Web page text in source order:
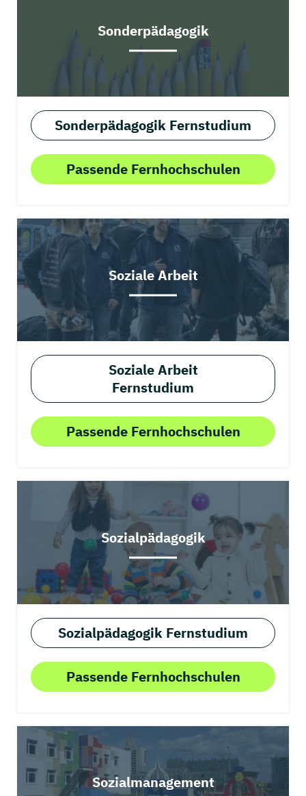
Sonderpädagogik
Sonderpädagogik Fernstudium
Passende Fernhochschulen
Soziale Arbeit
Soziale Arbeit
Fernstudium
Passende Fernhochschulen
Sozialpädagogik
Sozialpädagogik Fernstudium
Passende Fernhochschulen
Sozialmanagement